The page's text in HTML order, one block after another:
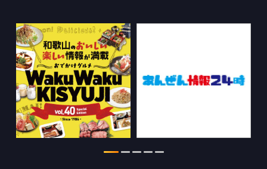
情報を更新しました。
特別番組【8月】の情報を更新しました。
わかやま医療ナビの情報を更新しまし
た。